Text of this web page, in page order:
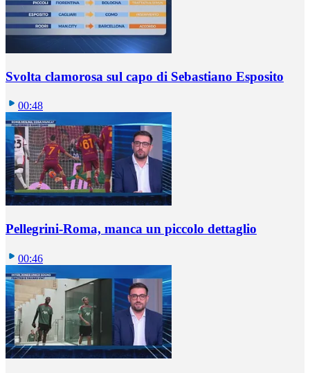
Svolta clamorosa sul capo di Sebastiano Esposito
00:48
Pellegrini-Roma, manca un piccolo dettaglio
00:46